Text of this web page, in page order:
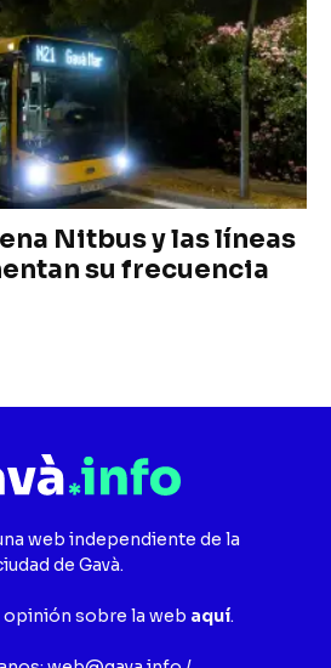
Nitbus y las líneas
su frecuencia
web independiente de la
de Gavà.
opinión sobre la web aquí.